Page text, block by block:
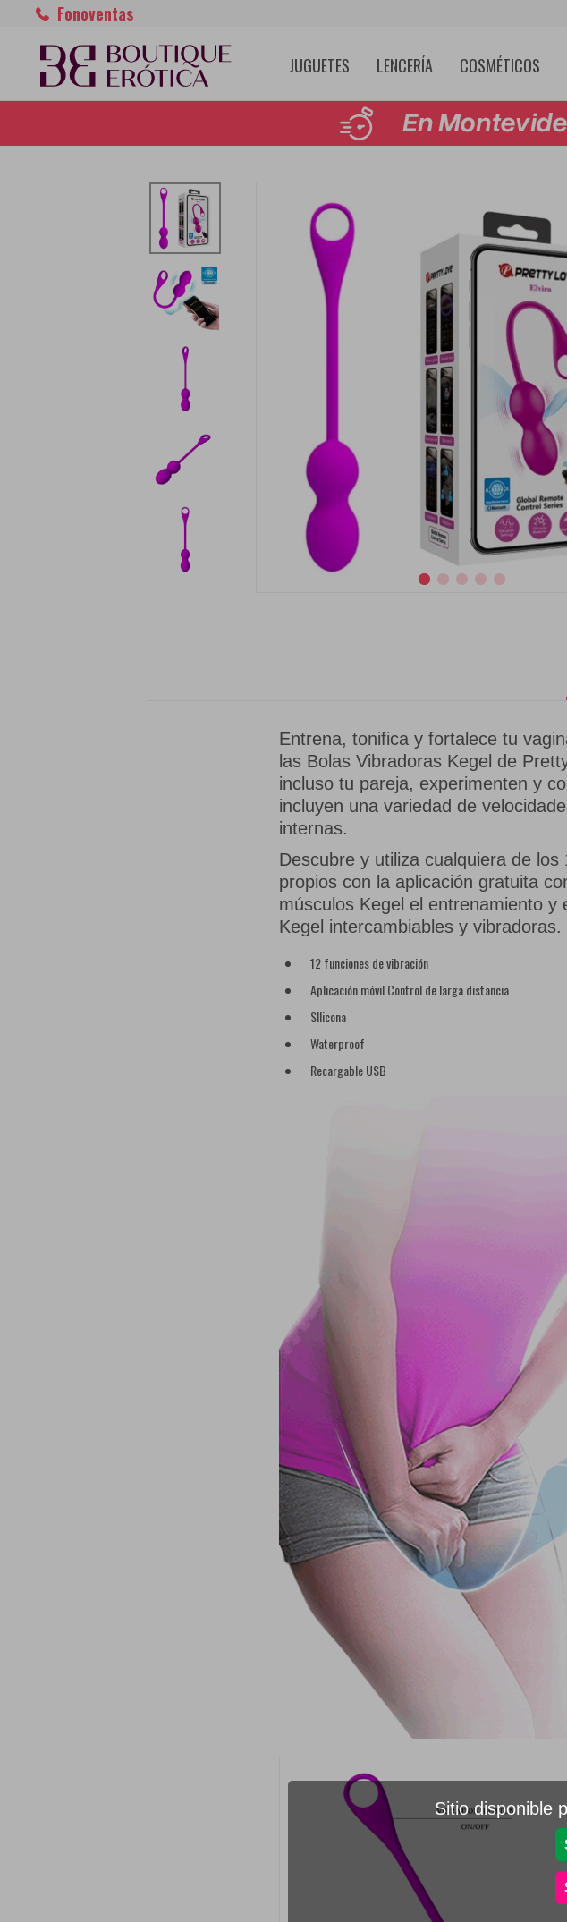
Sitio disponible
JUGUETES LENCERÍA COSMÉTICOS
Fonoventas
Entrena, tonifica y fortalece tu
las Bolas Vibradoras Kegel de
incluso tu pareja, experimenten y
incluyen una variedad de
internas.
Descubre y utiliza cualquiera de
propios con la aplicación gratuita
músculos Kegel el entrenamiento
Kegel intercambiables y vibradoras.
12 funciones de vibración
Aplicación móvil Control de larga distancia
SIlicona
Waterproof
Recargable USB